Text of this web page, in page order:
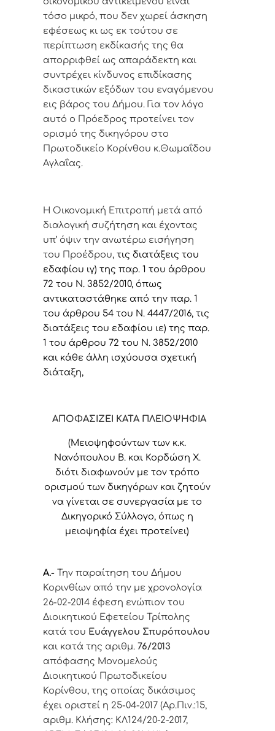
τόσο μικρό, που δεν χωρεί άσκηση
εφέσεως κι ως εκ τούτου σε
περίπτωση εκδίκασής της θα
απορριφθεί ως απαράδεκτη και
συντρέχει κίνδυνος επιδίκασης
δικαστικών εξόδων του εναγόμενου
εις βάρος του Δήμου. Για τον λόγο
αυτό ο Πρόεδρος προτείνει τον
ορισμό της δικηγόρου στο
Πρωτοδικείο Κορίνθου κ.Θωμαΐδου
Αγλαΐας.
Η Οικονομική Επιτροπή μετά από
διαλογική συζήτηση και έχοντας
υπ’ όψιν την ανωτέρω εισήγηση
του Προέδρου, τις διατάξεις του
εδαφίου ιγ) της παρ. 1 του άρθρου
72 του Ν. 3852/2010, όπως
αντικαταστάθηκε από την παρ. 1
του άρθρου 54 του Ν. 4447/2016, τις
διατάξεις του εδαφίου ιε) της παρ.
1 του άρθρου 72 του Ν. 3852/2010
και κάθε άλλη ισχύουσα σχετική
διάταξη,
ΑΠΟΦΑΣΙΖΕΙ ΚΑΤΑ ΠΛΕΙΟΨΗΦΙΑ
(Μειοψηφούντων των κ.κ.
Νανόπουλου Β. και Κορδώση Χ.
διότι διαφωνούν με τον τρόπο
ορισμού των δικηγόρων και ζητούν
να γίνεται σε συνεργασία με το
Δικηγορικό Σύλλογο, όπως η
μειοψηφία έχει προτείνει)
Α.- Την παραίτηση του Δήμου
Κορινθίων από την με χρονολογία
26-02-2014 έφεση ενώπιον του
Διοικητικού Εφετείου Τρίπολης
κατά του Ευάγγελου Σπυρόπουλου
και κατά της αριθμ. 76/2013
απόφασης Μονομελούς
Διοικητικού Πρωτοδικείου
Κορίνθου, της οποίας δικάσιμος
έχει οριστεί η 25-04-2017 (Αρ.Πιν.:15,
αριθμ. Κλήσης: ΚΛ124/20-2-2017,